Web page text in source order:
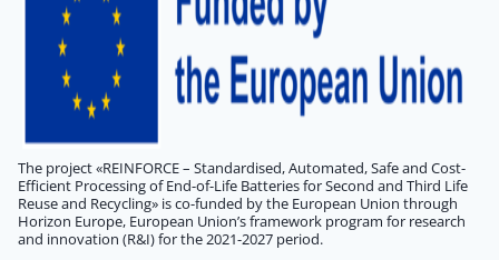
The project «REINFORCE – Standardised, Automated, Safe and Cost-
Efficient Processing of End-of-Life Batteries for Second and Third Life
Reuse and Recycling» is co-funded by the European Union through
Horizon Europe, European Union’s framework program for research
and innovation (R&I) for the 2021-2027 period.